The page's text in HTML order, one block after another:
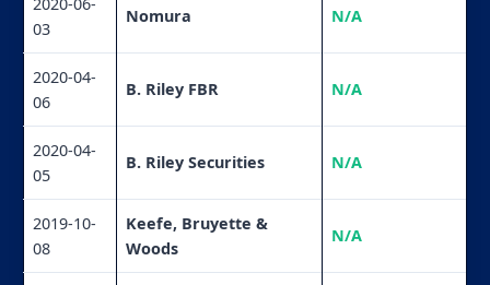
03
Nomura N/A
2020-04-
06
B. Riley FBR N/A
2020-04-
05
B. Riley Securities N/A
2019-10-
08
Keefe, Bruyette &
Woods
N/A